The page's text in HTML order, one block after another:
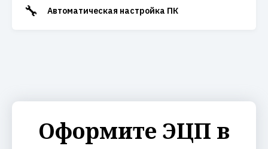
🔧 Автоматическая настройка ПК
Оформите ЭЦП в